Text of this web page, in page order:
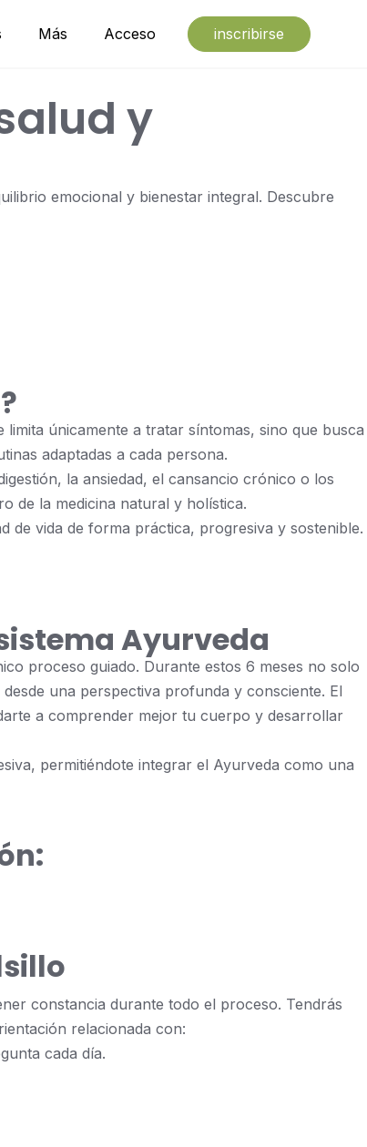
Más Acceso inscribirse
y
emocional y bienestar integral. Descubre
únicamente a tratar síntomas, sino que busca
adaptadas a cada persona.
la ansiedad, el cansancio crónico o los
de la medicina natural y holística.
de vida de forma práctica, progresiva y sostenible.
Ayurveda
proceso guiado. Durante estos 6 meses no solo
una perspectiva profunda y consciente. El
a comprender mejor tu cuerpo y desarrollar
permitiéndote integrar el Ayurveda como una
constancia durante todo el proceso. Tendrás
relacionada con:
cada día.